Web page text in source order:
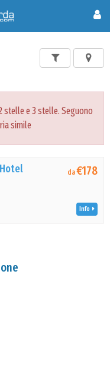
stelle e 3 stelle. Seguono
simile
da€178
Info